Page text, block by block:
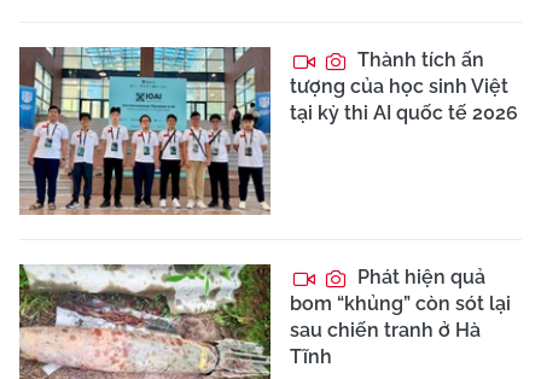
Thành tích ấn
tượng của học sinh Việt
tại kỳ thi AI quốc tế 2026
Phát hiện quả
bom “khủng” còn sót lại
sau chiến tranh ở Hà
Tĩnh